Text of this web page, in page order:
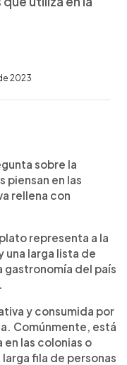
2023
sobre la
piensan en las
rellena con
representa a la
una larga lista de
del país
y consumida por
Comúnmente, está
en las colonias o
fila de personas